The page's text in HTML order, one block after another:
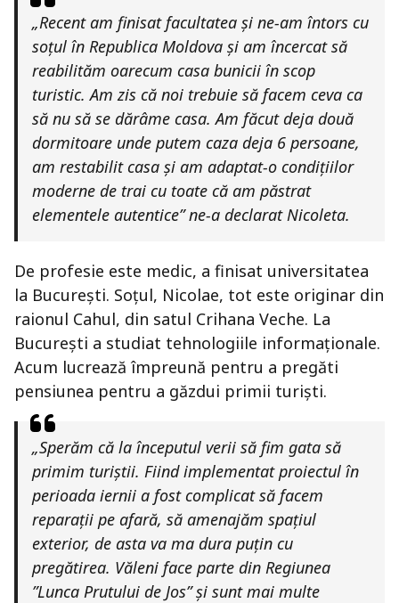
„Recent am finisat facultatea și ne-am întors cu
soțul în Republica Moldova și am încercat să
reabilităm oarecum casa bunicii în scop
turistic. Am zis că noi trebuie să facem ceva ca
să nu să se dărâme casa. Am făcut deja două
dormitoare unde putem caza deja 6 persoane,
am restabilit casa și am adaptat-o condițiilor
moderne de trai cu toate că am păstrat
elementele autentice” ne-a declarat Nicoleta.
De profesie este medic, a finisat universitatea
la București. Soțul, Nicolae, tot este originar din
raionul Cahul, din satul Crihana Veche. La
București a studiat tehnologiile informaționale.
Acum lucrează împreună pentru a pregăti
pensiunea pentru a găzdui primii turiști.
„Sperăm că la începutul verii să fim gata să
primim turiștii. Fiind implementat proiectul în
perioada iernii a fost complicat să facem
reparații pe afară, să amenajăm spațiul
exterior, de asta va ma dura puțin cu
pregătirea. Văleni face parte din Regiunea
”Lunca Prutului de Jos” și sunt mai multe